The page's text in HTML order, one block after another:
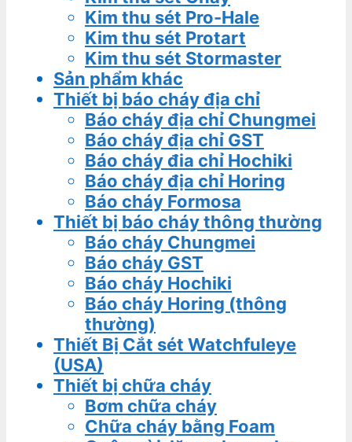
Kim thu sét Pro-Hale
Kim thu sét Protart
Kim thu sét Stormaster
Sản phẩm khác
Thiết bị báo cháy địa chỉ
Báo cháy địa chỉ Chungmei
Báo cháy địa chỉ GST
Báo cháy đia chỉ Hochiki
Báo cháy địa chỉ Horing
Báo cháy Formosa
Thiết bị báo cháy thông thường
Báo cháy Chungmei
Báo cháy GST
Báo cháy Hochiki
Báo cháy Horing (thông
thường)
Thiết Bị Cắt sét Watchfuleye
(USA)
Thiết bị chữa cháy
Bơm chữa cháy
Chữa cháy bằng Foam